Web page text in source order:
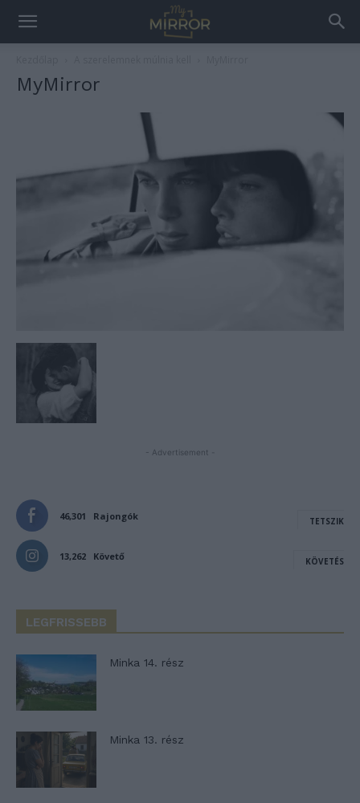
MyMirror
- Advertisement -
46,301 Rajongók TETSZIK
13,262 Követő KÖVETÉS
LEGFRISSEBB
Minka 14. rész
Minka 13. rész